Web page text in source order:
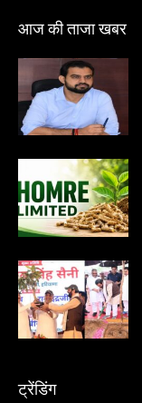
आज की ताजा खबर
ट्रेंडिंग